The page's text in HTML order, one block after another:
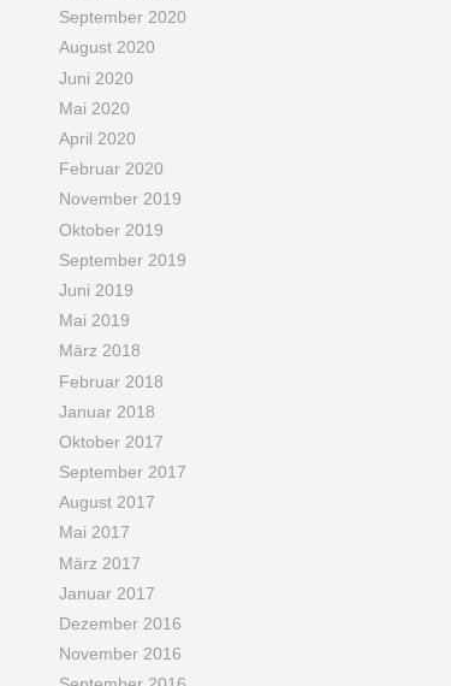
September 2020
August 2020
Juni 2020
Mai 2020
April 2020
Februar 2020
November 2019
Oktober 2019
September 2019
Juni 2019
Mai 2019
März 2018
Februar 2018
Januar 2018
Oktober 2017
September 2017
August 2017
Mai 2017
März 2017
Januar 2017
Dezember 2016
November 2016